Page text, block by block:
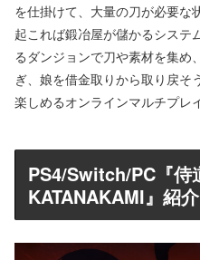
を仕掛けて、大量の刀が必要な
起これば鍛冶屋が儲かるシステ
るダンジョンで刀や素材を集め
ぎ、娘を借金取りから取り戻そ
楽しめるオンラインマルチプレ
PS4/Switch/PC『侍
KATANAKAMI』紹